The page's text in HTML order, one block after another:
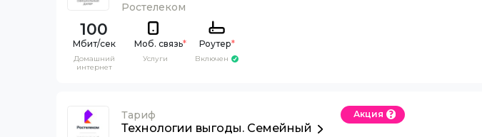
Ростелеком
100
Домашний
интернет
Моб. связь*
Услуги
Роутер*
Включен
Тариф
Технологии выгоды. Семейный
Акция